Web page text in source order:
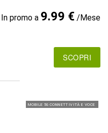
In promo a 9.99 €/Mese
SCOPRI
MOBILE 5G CONNETTIVITÀ E VOCE